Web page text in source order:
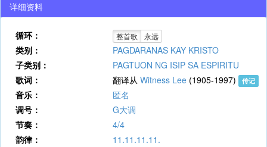
详细资料
循环： 整首歌 永远
类别：
PAGDARANAS KAY KRISTO
子类别：
PAGTUON NG ISIP SA ESPIRITU
歌词：
翻译从 Witness Lee (1905-1997) 传记
音乐：
匿名
调号：
G大调
节奏：
4/4
韵律：
11.11.11.11.